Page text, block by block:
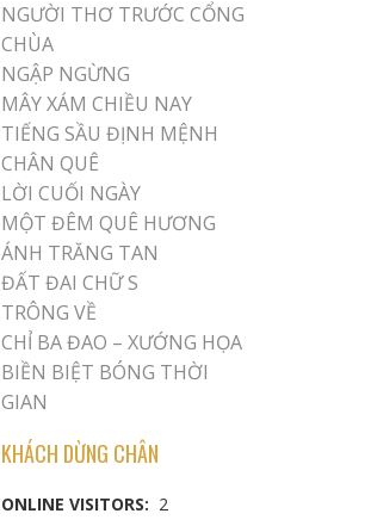
NGƯỜI THƠ TRƯỚC CỔNG
CHÙA
NGẬP NGỪNG
MÂY XÁM CHIỀU NAY
TIẾNG SẦU ĐỊNH MỆNH
CHÂN QUÊ
LỜI CUỐI NGÀY
MỘT ĐÊM QUÊ HƯƠNG
ÁNH TRĂNG TAN
ĐẤT ĐAI CHỮ S
TRÔNG VỀ
CHỈ BA ĐAO – XƯỚNG HỌA
BIỀN BIỆT BÓNG THỜI
GIAN
KHÁCH DỪNG CHÂN
ONLINE VISITORS: 2